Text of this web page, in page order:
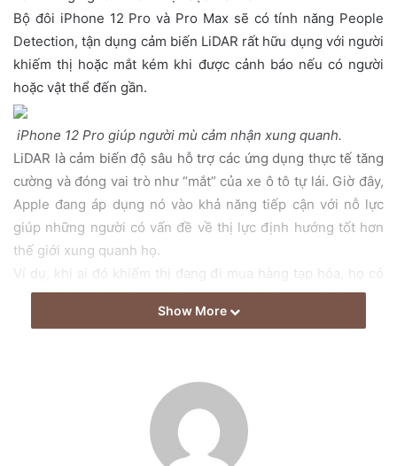
i
l
Bộ đôi iPhone 12 Pro và Pro Max sẽ có tính năng People
Detection, tận dụng cảm biến LiDAR rất hữu dụng với người
khiếm thị hoặc mắt kém khi được cảnh báo nếu có người
hoặc vật thể đến gần.
iPhone 12 Pro giúp người mù cảm nhận xung quanh.
LiDAR là cảm biến độ sâu hỗ trợ các ứng dụng thực tế tăng
cường và đóng vai trò như “mắt” của xe ô tô tự lái. Giờ đây,
Apple đang áp dụng nó vào khả năng tiếp cận với nỗ lực
giúp những người có vấn đề về thị lực định hướng tốt hơn
thế giới xung quanh họ.
Ví dụ, khi ai đó khiếm thị đang đi mua hàng tạp hóa, họ có
thể bật tính năng People Detection trên iPhone 12 Pro của
họ để cho biết khi nào họ cần di chuyển đến quầy thanh
Tính năng này có thể nhận biết người ở khoảng cách tới
5m. Nếu có nhiều người cùng đến gần, iPhone sẽ báo
khoảng cách của người ở gần nhất.
Những người bị khiếm thị hoặc thị lực kém có thể sử dụng
Show More